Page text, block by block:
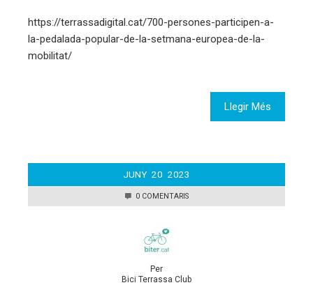
https://terrassadigital.cat/700-persones-participen-a-
la-pedalada-popular-de-la-setmana-europea-de-la-
mobilitat/
Llegir Més
JUNY 20 2023
0 COMENTARIS
Per
Bici Terrassa Club